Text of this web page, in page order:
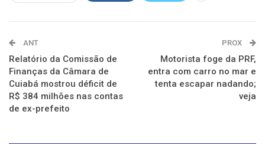
ANT
Relatório da Comissão de
Finanças da Câmara de
Cuiabá mostrou déficit de
R$ 384 milhões nas contas
de ex-prefeito
PROX
Motorista foge da PRF,
entra com carro no mar e
tenta escapar nadando;
veja